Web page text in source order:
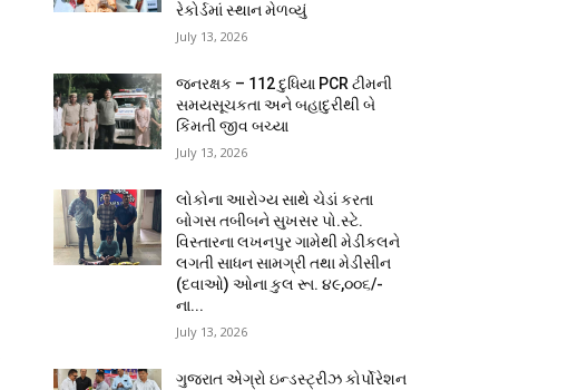
રેકોર્ડમાં સ્થાન મેળવ્યું
July 13, 2026
જનરક્ષક – 112 દુધિયા PCR ટીમની
સમયસૂચકતા અને બહાદુરીથી બે
કિંમતી જીવ બચ્યા
July 13, 2026
લોકોના આરોગ્ય સાથે ચેડાં કરતા
બોગસ તબીબને સુખસર પો.સ્ટે.
વિસ્તારના લખનપુર ગામેથી મેડીકલને
લગતી સાધન સામગ્રી તથા મેડીસીન
(દવાઓ) ઓના કુલ રૂા. ૪૯,૦૦૬/-
ના...
July 13, 2026
ગુજરાત એગ્રો ઇન્ડસ્ટ્રીઝ કોર્પોરેશન